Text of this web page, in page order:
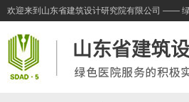
欢迎来到山东省建筑设计研究院有限公司 ——